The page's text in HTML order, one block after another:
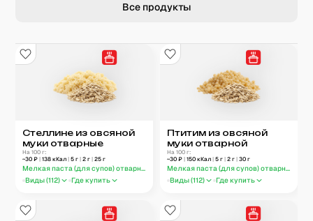
Все продукты
Стеллине из овсяной
муки отварные
На 100 г:
~30 ₽| 138 кКал| 5 г| 2 г| 25 г
Мелкая паста (для супов) отварная
Виды (112) Где купить
Птитим из овсяной
муки отварной
На 100 г:
~30 ₽ | 150 кКал | 5 г | 2 г | 30 г
Мелкая паста (для супов) отварная
Виды (112) Где купить